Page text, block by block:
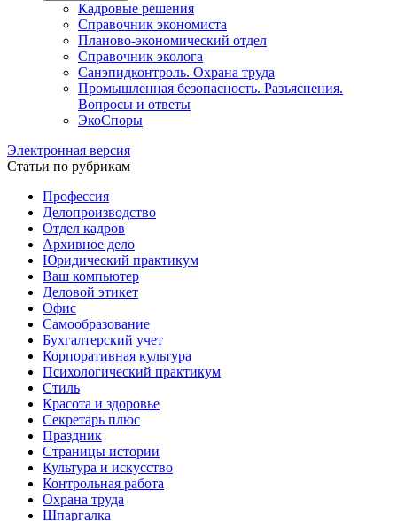
Кадровые решения
Справочник экономиста
Планово-экономический отдел
Справочник эколога
Санэпидконтроль. Охрана труда
Промышленная безопасность. Разъяснения.
Вопросы и ответы
ЭкоСпоры
Электронная версия
Статьи по рубрикам
Профессия
Делопроизводство
Отдел кадров
Архивное дело
Юридический практикум
Ваш компьютер
Деловой этикет
Офис
Самообразование
Бухгалтерский учет
Корпоративная культура
Психологический практикум
Стиль
Красота и здоровье
Секретарь плюс
Праздник
Страницы истории
Культура и искусство
Контрольная работа
Охрана труда
Шпаргалка